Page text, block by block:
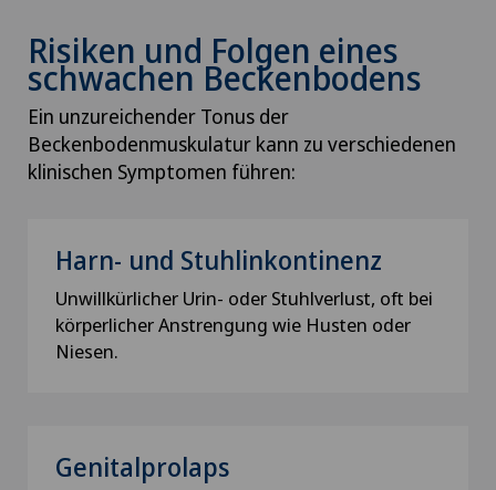
Risiken und Folgen eines
schwachen Beckenbodens
Ein unzureichender Tonus der
Beckenbodenmuskulatur kann zu verschiedenen
klinischen Symptomen führen:
Harn- und Stuhlinkontinenz
Unwillkürlicher Urin- oder Stuhlverlust, oft bei
körperlicher Anstrengung wie Husten oder
Niesen.
Genitalprolaps